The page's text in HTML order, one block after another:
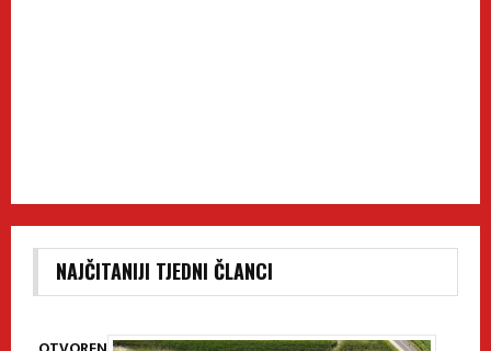
NAJČITANIJI TJEDNI ČLANCI